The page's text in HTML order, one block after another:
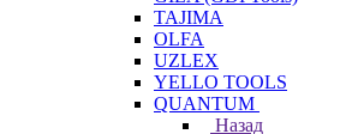
TAJIMA
OLFA
UZLEX
YELLO TOOLS
QUANTUM
Назад